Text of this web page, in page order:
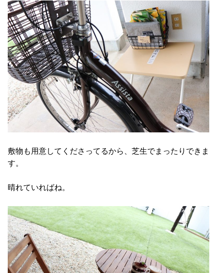
敷物も用意してくださってるから、芝生でまったりできま
す。
晴れていればね。